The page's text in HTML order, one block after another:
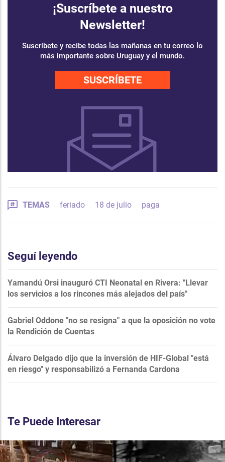
¡Suscríbete a nuestro
Newsletter!
Suscríbete y recibe todas las mañanas en tu correo lo
más importante sobre Uruguay y el mundo.
SUSCRÍBETE
TEMAS feriado 18 de julio paga
Seguí leyendo
Yamandú Orsi inauguró CTI Neonatal en Rivera: "Llevar
los servicios a los rincones más alejados del país"
Gabriel Oddone "no se resigna" a que la oposición no vote
la Rendición de Cuentas
Álvaro Delgado dijo que la inversión de HIF-Global "está
en riesgo" y responsabilizó a Fernanda Cardona
Te Puede Interesar